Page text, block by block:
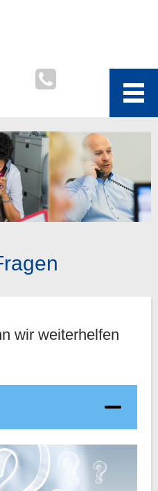
wir weiterhelfen